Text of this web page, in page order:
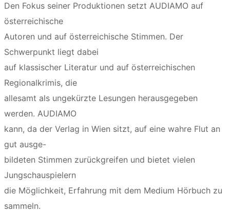
Den Fokus seiner Produktionen setzt AUDIAMO auf
österreichische
Autoren und auf österreichische Stimmen. Der
Schwerpunkt liegt dabei
auf klassischer Literatur und auf österreichischen
Regionalkrimis, die
allesamt als ungekürzte Lesungen herausgegeben
werden. AUDIAMO
kann, da der Verlag in Wien sitzt, auf eine wahre Flut an
gut ausge-
bildeten Stimmen zurückgreifen und bietet vielen
Jungschauspielern
die Möglichkeit, Erfahrung mit dem Medium Hörbuch zu
sammeln.